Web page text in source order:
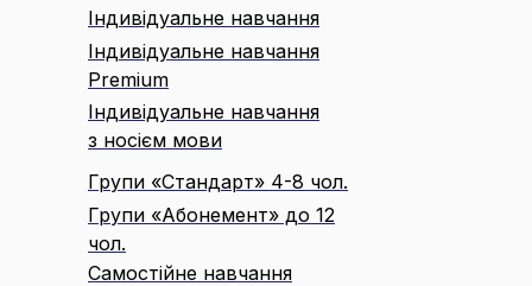
Індивідуальне навчання
Індивідуальне навчання
Premium
Індивідуальне навчання
з носієм мови
Групи «Стандарт» 4-8 чол.
Групи «Абонемент» до 12
чол.
Самостійне навчання